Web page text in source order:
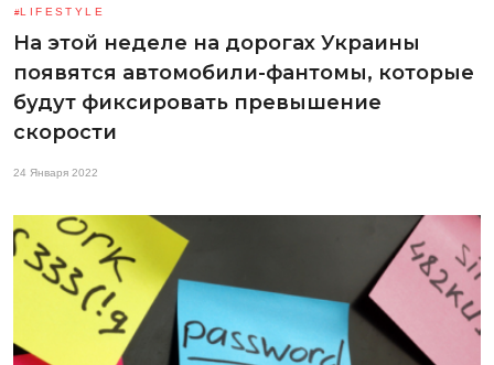
LIFESTYLE
На этой неделе на дорогах Украины
появятся автомобили-фантомы, которые
будут фиксировать превышение
скорости
24 Января 2022